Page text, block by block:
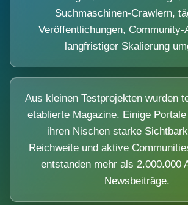
Suchmaschinen-Crawlern,
Veröffentlichungen, Community-
langfristiger Skalierung
Aus kleinen Testprojekten wurden
etablierte Magazine. Einige
ihren Nischen starke
Reichweite und aktive
entstanden mehr als 2.000.000
Newsbeiträge.